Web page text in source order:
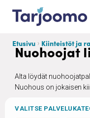
Siirry sisältöön
Etusivu Kiinteistöt ja
Nuohoojat
Alta löydät
Nuohous on jokaisen
VALITSE